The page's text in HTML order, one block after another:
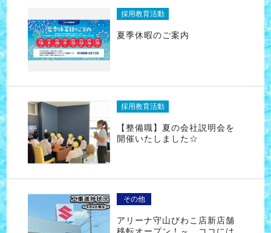
採用教育活動
夏季休暇のご案内
採用教育活動
【整備職】夏の会社説明会を
開催いたしました☆
その他
アリーナ守山びわこ店新店舗